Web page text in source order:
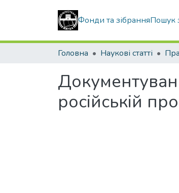
Фонди та зібранняПошук
Головна Наукові статті
російській